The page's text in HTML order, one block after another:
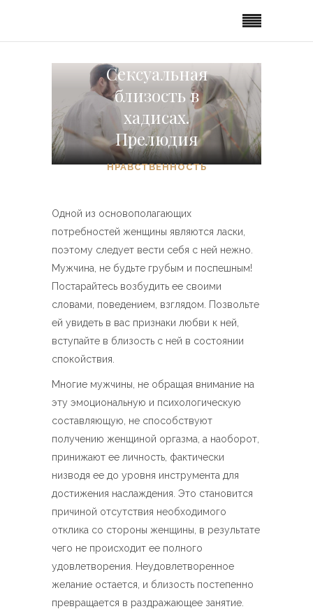
Сексуальная
близость в
хадисах.
Прелюдия
НРАВСТВЕННОСТЬ
Одной из основополагающих
потребностей женщины являются ласки,
поэтому следует вести себя с ней нежно.
Мужчина, не будьте грубым и поспешным!
Постарайтесь возбудить ее своими
словами, поведением, взглядом. Позвольте
ей увидеть в вас признаки любви к ней,
вступайте в близость с ней в состоянии
спокойствия.
Многие мужчины, не обращая внимание на
эту эмоциональную и психологическую
составляющую, не способствуют
получению женщиной оргазма, а наоборот,
принижают ее личность, фактически
низводя ее до уровня инструмента для
достижения наслаждения. Это становится
причиной отсутствия необходимого
отклика со стороны женщины, в результате
чего не происходит ее полного
удовлетворения. Неудовлетворенное
желание остается, и близость постепенно
превращается в раздражающее занятие.